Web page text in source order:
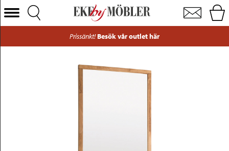
Confetti spegel oljad ek 150x60 cm
Välj Kategori
Prissänkt! Besök vår outlet här